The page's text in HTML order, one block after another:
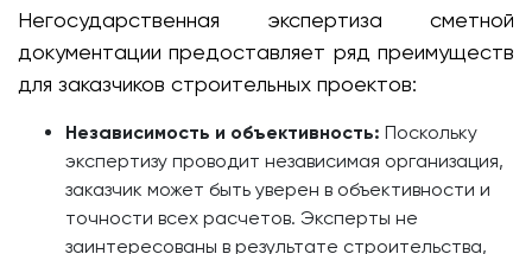
Негосударственная экспертиза сметной
документации предоставляет ряд преимуществ
для заказчиков строительных проектов:
Независимость и объективность: Поскольку
экспертизу проводит независимая организация,
заказчик может быть уверен в объективности и
точности всех расчетов. Эксперты не
заинтересованы в результате строительства,